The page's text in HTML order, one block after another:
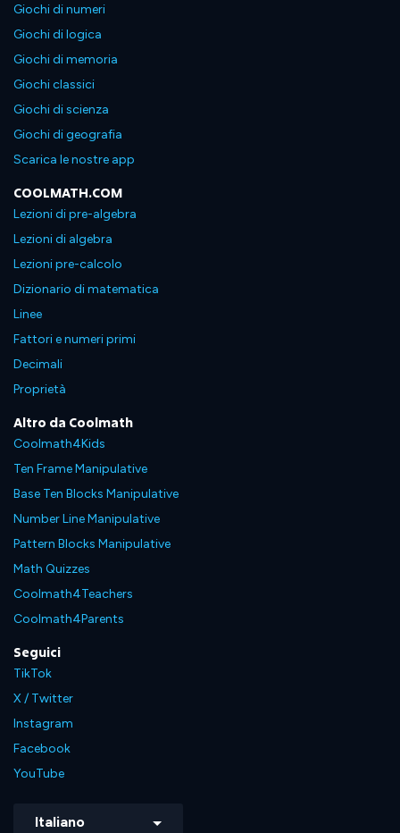
Giochi di numeri
Giochi di logica
Giochi di memoria
Giochi classici
Giochi di scienza
Giochi di geografia
Scarica le nostre app
COOLMATH.COM
Lezioni di pre-algebra
Lezioni di algebra
Lezioni pre-calcolo
Dizionario di matematica
Linee
Fattori e numeri primi
Decimali
Proprietà
Altro da Coolmath
Coolmath4Kids
Ten Frame Manipulative
Base Ten Blocks Manipulative
Number Line Manipulative
Pattern Blocks Manipulative
Math Quizzes
Coolmath4Teachers
Coolmath4Parents
Seguici
TikTok
X / Twitter
Instagram
Facebook
YouTube
Italiano